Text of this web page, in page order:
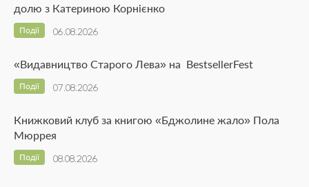
долю з Катериною Корнієнко
06.08.2026
Події
«Видавництво Старого Лева» на BestsellerFest
07.08.2026
Події
Книжковий клуб за книгою «Бджолине жало» Пола
Мюррея
08.08.2026
Події